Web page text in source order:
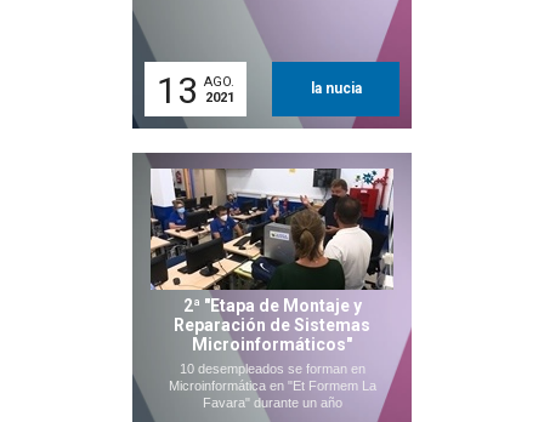
13 AGO.
2021
la nucia
2ª "Etapa de Montaje y
Reparación de Sistemas
Microinformáticos"
10 desempleados se forman en
Microinformática en "Et Formem La
Favara" durante un año